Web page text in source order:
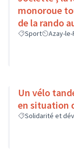
monoroue tout terrain
de la rando
sport :)
Sport Azay-le-
Un vélo
en situation
Solidarité et